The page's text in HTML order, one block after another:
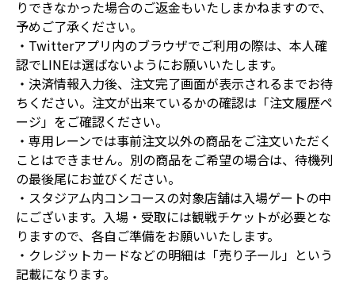
りできなかった場合のご返金もいたしまかねますので、
予めご了承ください。
・Twitterアプリ内のブラウザでご利用の際は、本人確
認でLINEは選ばないようにお願いいたします。
・決済情報入力後、注文完了画面が表示されるまでお待
ちください。注文が出来ているかの確認は「注文履歴ペ
ージ」をご確認ください。
・専用レーンでは事前注文以外の商品をご注文いただく
ことはできません。別の商品をご希望の場合は、待機列
の最後尾にお並びください。
・スタジアム内コンコースの対象店舗は入場ゲートの中
にございます。入場・受取には観戦チケットが必要とな
りますので、各自ご準備をお願いいたします。
・クレジットカードなどの明細は「売り子ール」という
記載になります。